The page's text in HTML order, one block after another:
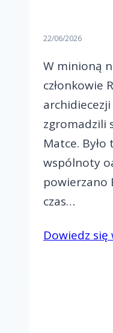
22/06/2026
W minioną
członkowie
zgromadzili
Matce.
wspólnoty
powierzano
czas…
Dowiedz się